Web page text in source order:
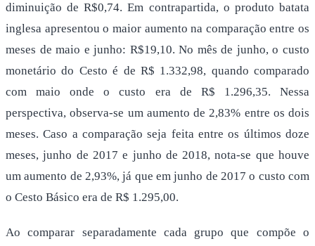
diminuição de R$0,74. Em contrapartida, o produto batata
inglesa apresentou o maior aumento na comparação entre os
meses de maio e junho: R$19,10. No mês de junho, o custo
monetário do Cesto é de R$ 1.332,98, quando comparado
com maio onde o custo era de R$ 1.296,35. Nessa
perspectiva, observa-se um aumento de 2,83% entre os dois
meses. Caso a comparação seja feita entre os últimos doze
meses, junho de 2017 e junho de 2018, nota-se que houve
um aumento de 2,93%, já que em junho de 2017 o custo com
o Cesto Básico era de R$ 1.295,00.
Ao comparar separadamente cada grupo que compõe o